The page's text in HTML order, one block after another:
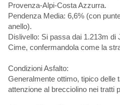
Provenza-Alpi-Costa Azzurra.
Pendenza Media: 6,6% (con
anello).
Dislivello: Si passa dai 1.213m di
Cime, confermandola come la
Condizioni Asfalto:
Generalmente ottimo, tipico delle
attenzione al brecciolino nei tratti